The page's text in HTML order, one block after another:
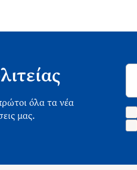
όλα τα νέα
μας.